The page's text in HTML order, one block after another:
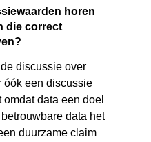
horen
die correct
discussie over
óók een discussie
data een doel
data het
duurzame claim